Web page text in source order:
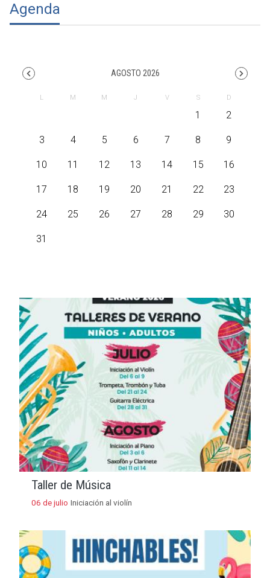
Agenda
AGOSTO 2026
1 2
3 4 5 6 7 8 9
10 11 12 13 14 15 16
17 18 19 20 21 22 23
24 25 26 27 28 29 30
31
Taller de Música
06 de julio Iniciación al violín